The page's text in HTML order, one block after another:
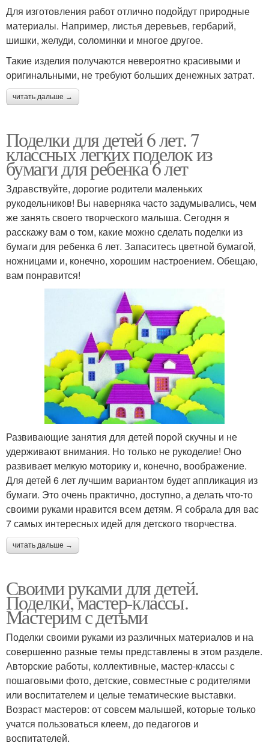
Для изготовления работ отлично подойдут природные
материалы. Например, листья деревьев, гербарий,
шишки, желуди, соломинки и многое другое.
Такие изделия получаются невероятно красивыми и
оригинальными, не требуют больших денежных затрат.
читать дальше →
Поделки для детей 6 лет. 7
классных легких поделок из
бумаги для ребенка 6 лет
Здравствуйте, дорогие родители маленьких
рукодельников! Вы наверняка часто задумывались, чем
же занять своего творческого малыша. Сегодня я
расскажу вам о том, какие можно сделать поделки из
бумаги для ребенка 6 лет. Запаситесь цветной бумагой,
ножницами и, конечно, хорошим настроением. Обещаю,
вам понравится!
Развивающие занятия для детей порой скучны и не
удерживают внимания. Но только не рукоделие! Оно
развивает мелкую моторику и, конечно, воображение.
Для детей 6 лет лучшим вариантом будет аппликация из
бумаги. Это очень практично, доступно, а делать что-то
своими руками нравится всем детям. Я собрала для вас
7 самых интересных идей для детского творчества.
читать дальше →
Своими руками для детей.
Поделки, мастер-классы.
Мастерим с детьми
Поделки своими руками из различных материалов и на
совершенно разные темы представлены в этом разделе.
Авторские работы, коллективные, мастер-классы с
пошаговыми фото, детские, совместные с родителями
или воспитателем и целые тематические выставки.
Возраст мастеров: от совсем малышей, которые только
учатся пользоваться клеем, до педагогов и
воспитателей.